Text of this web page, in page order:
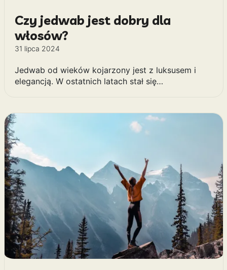
Czy jedwab jest dobry dla
włosów?
31 lipca 2024
Jedwab od wieków kojarzony jest z luksusem i
elegancją. W ostatnich latach stał się…